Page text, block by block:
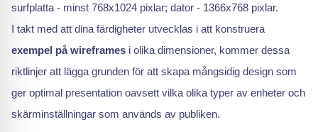
surfplatta - minst 768x1024 pixlar; dator - 1366x768 pixlar.
I takt med att dina färdigheter utvecklas i att konstruera
exempel på wireframes i olika dimensioner, kommer dessa
riktlinjer att lägga grunden för att skapa mångsidig design som
ger optimal presentation oavsett vilka olika typer av enheter och
skärminställningar som används av publiken.